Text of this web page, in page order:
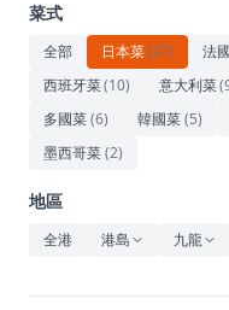
運動
藝術文化
休閒
音樂
菜式
全部 日本菜(27) 法
西班牙菜(10) 意大利菜(
多國菜(6) 韓國菜(5)
墨西哥菜(2)
地區
全港 港島 九龍